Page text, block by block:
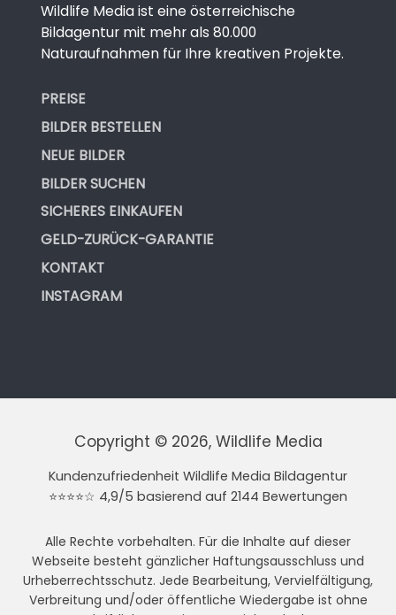
Wildlife Media ist eine österreichische
Bildagentur mit mehr als 80.000
Naturaufnahmen für Ihre kreativen Projekte.
PREISE
BILDER BESTELLEN
NEUE BILDER
BILDER SUCHEN
SICHERES EINKAUFEN
GELD-ZURÜCK-GARANTIE
KONTAKT
INSTAGRAM
Copyright © 2026, Wildlife Media
Kundenzufriedenheit Wildlife Media Bildagentur
⭐⭐⭐⭐☆ 4,9/5 basierend auf 2144 Bewertungen
Alle Rechte vorbehalten. Für die Inhalte auf dieser
Webseite besteht gänzlicher Haftungsausschluss und
Urheberrechtsschutz. Jede Bearbeitung, Vervielfältigung,
Verbreitung und/oder öffentliche Wiedergabe ist ohne